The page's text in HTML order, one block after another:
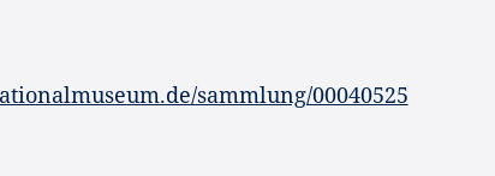
sammlung/00040525